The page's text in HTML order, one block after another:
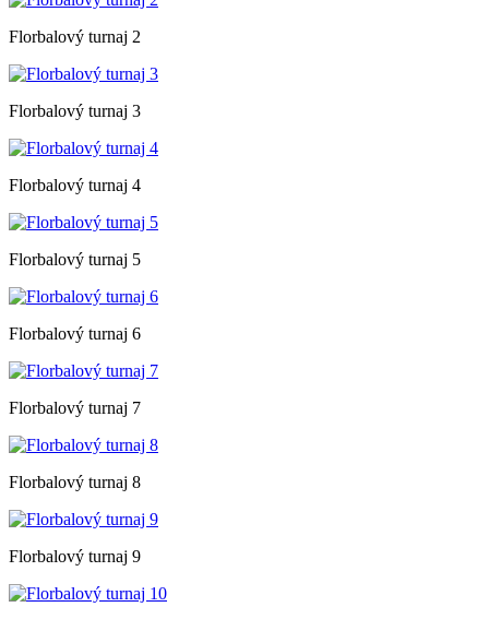
Florbalový turnaj 2
Florbalový turnaj 3
Florbalový turnaj 4
Florbalový turnaj 5
Florbalový turnaj 6
Florbalový turnaj 7
Florbalový turnaj 8
Florbalový turnaj 9